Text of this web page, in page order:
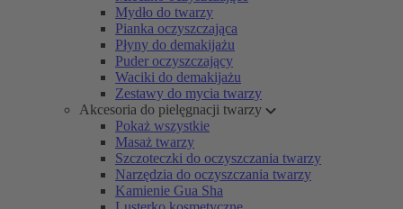
Mydło do twarzy
Pianka oczyszczająca
Płyny do demakijażu
Puder oczyszczający
Waciki do demakijażu
Zestawy do mycia twarzy
Akcesoria do pielęgnacji twarzy
Pokaż wszystkie
Masaż twarzy
Szczoteczki do oczyszczania twarzy
Narzędzia do oczyszczania twarzy
Kamienie Gua Sha